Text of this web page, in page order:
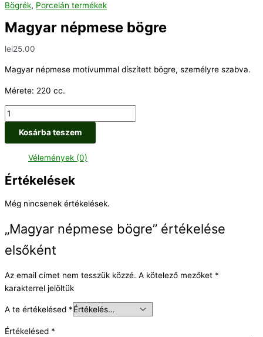
Bögrék, Porcelán termékek
Magyar népmese bögre
lei25.00
Magyar népmese motívummal díszített bögre, személyre szabva.
Mérete: 220 cc.
Kosárba teszem
Vélemények (0)
Értékelések
Még nincsenek értékelések.
„Magyar népmese bögre” értékelése
elsőként
Az email címet nem tesszük közzé. A kötelező mezőket *
karakterrel jelöltük
A te értékelésed *
Értékelésed *